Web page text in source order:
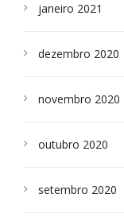
janeiro 2021
dezembro 2020
novembro 2020
outubro 2020
setembro 2020